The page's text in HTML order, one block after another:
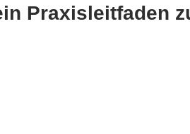
Praxisleitfaden